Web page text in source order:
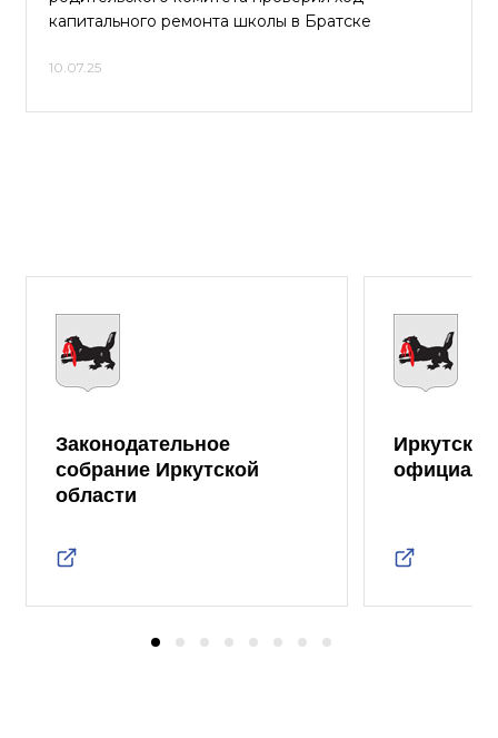
капитального ремонта школы в Братске
10.07.25
Законодательное
собрание Иркутской
области